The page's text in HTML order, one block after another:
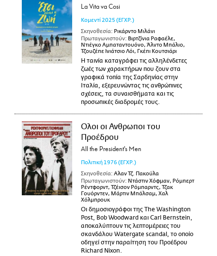
La Vita va Cosi
Κομεντί 2025 (ΕΓΧΡ.)
Σκηνοθεσία: Ρικάρντο Μιλάνι
Πρωταγωνιστούν: Βιρτζίνια Ραφαέλε,
Ντιέγκο Αμπαταντουόνο, Άλντο Μπάλιο,
Τζουζέπε Ινιάτσιο Λόι, Γκέπι Κουτσιάρι
Η ταινία καταγράφει τις αλληλένδετες
ζωές των χαρακτήρων που ζουν στα
γραφικά τοπία της Σαρδηνίας στην
Ιταλία, εξερευνώντας τις ανθρώπινες
σχέσεις, τα συναισθήματα και τις
προσωπικές διαδρομές τους.
Ολοι οι Ανθρωποι του
Προέδρου
All the President's Men
Πολιτική1976 (ΕΓΧΡ.)
Σκηνοθεσία: Αλαν Τζ. Πακούλα
Πρωταγωνιστούν: Ντάστιν Χόφμαν, Ρόμπερτ
Ρέντφορντ, Τζέισον Ρόμπαρντς, Τζακ
Γουόρντεν, Μάρτιν Μπάλσαμ, Χαλ
Χόλμπρουκ
Οι δημοσιογράφοι της The Washington
Post, Bob Woodward και Carl Bernstein,
αποκαλύπτουν τις λεπτομέρειες του
σκανδάλου Watergate scandal, το οποίο
οδηγεί στην παραίτηση του Προέδρου
Richard Nixon.